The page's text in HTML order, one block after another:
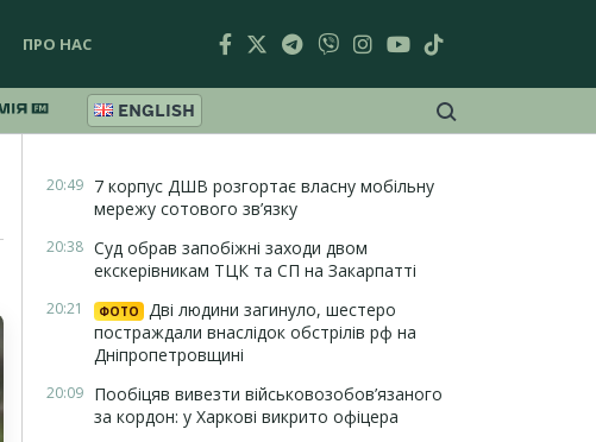
ПРО НАС
ENGLISH
20:49 7 корпус ДШВ розгортає власну мобільну
мережу сотового зв’язку
20:38 Суд обрав запобіжні заходи двом
екскерівникам ТЦК та СП на Закарпатті
20:21 ФОТО
Дві людини загинуло, шестеро
постраждали внаслідок обстрілів рф на
Дніпропетровщині
20:09 Пообіцяв вивезти військовозобов’язаного
за кордон: у Харкові викрито офіцера